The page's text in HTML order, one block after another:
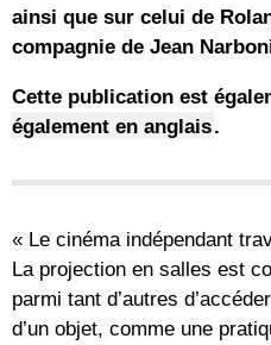
ainsi que sur celui de
compagnie de Jean
Cette publication est
également en anglais.
« Le cinéma indépendant
La projection en salles est
parmi tant d’autres
d’un objet, comme une